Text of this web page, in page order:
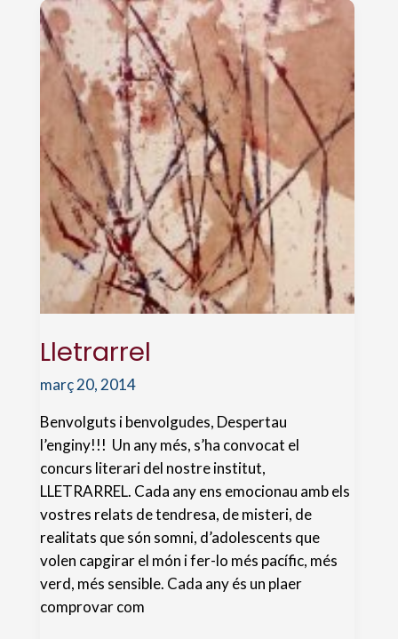
Sant
Jordi
2015
Lletrarrel
març 20, 2014
Benvolguts i benvolgudes, Despertau
l’enginy!!! Un any més, s’ha convocat el
concurs literari del nostre institut,
LLETRARREL. Cada any ens emocionau amb els
vostres relats de tendresa, de misteri, de
realitats que són somni, d’adolescents que
volen capgirar el món i fer-lo més pacífic, més
verd, més sensible. Cada any és un plaer
comprovar com